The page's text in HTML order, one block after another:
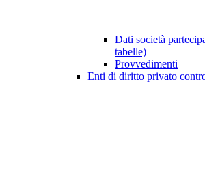
Dati società
tabelle)
Provvedimenti
Enti di diritto privato